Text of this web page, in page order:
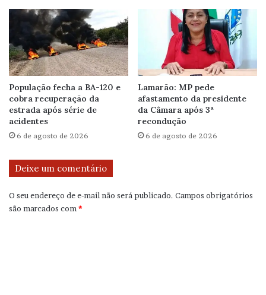
População fecha a BA-120 e
cobra recuperação da
estrada após série de
acidentes
6 de agosto de 2026
Lamarão: MP pede
afastamento da presidente
da Câmara após 3ª
recondução
6 de agosto de 2026
Deixe um comentário
O seu endereço de e-mail não será publicado. Campos obrigatórios
são marcados com *